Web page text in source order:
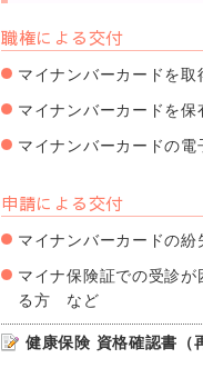
職権による交付
マイナンバーカードを取
マイナンバーカードを
マイナンバーカードの
申請による交付
マイナンバーカードの
マイナ保険証での受診
る方 など
健康保険 資格確認書（